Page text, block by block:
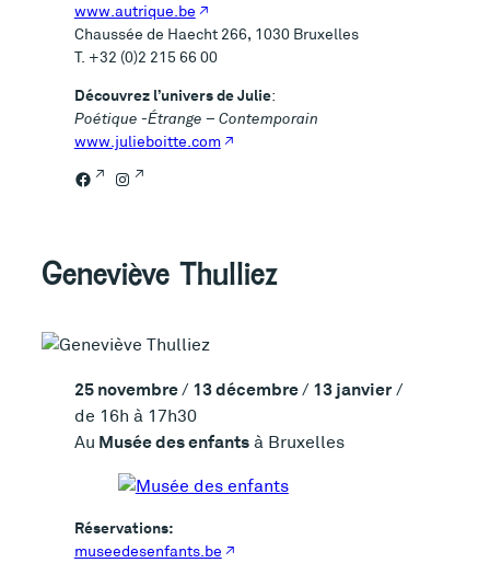
www.autrique.be
Chaussée de Haecht 266, 1030 Bruxelles
T. +32 (0)2 215 66 00
Découvrez l’univers de Julie:
Poétique -Étrange – Contemporain
www.julieboitte.com
Facebook Instagram
Geneviève Thulliez
25 novembre / 13 décembre / 13 janvier/
de 16h à 17h30
Au Musée des enfantsà Bruxelles
Réservations:
museedesenfants.be